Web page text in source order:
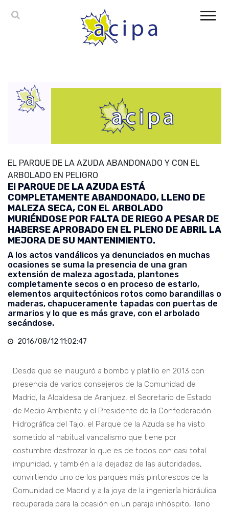
EL PARQUE DE LA AZUDA ABANDONADO Y CON EL
ARBOLADO EN PELIGRO
El PARQUE DE LA AZUDA ESTÁ
COMPLETAMENTE ABANDONADO, LLENO DE
MALEZA SECA, CON EL ARBOLADO
MURIÉNDOSE POR FALTA DE RIEGO A PESAR DE
HABERSE APROBADO EN EL PLENO DE ABRIL LA
MEJORA DE SU MANTENIMIENTO.
A los actos vandálicos ya denunciados en muchas
ocasiones se suma la presencia de una gran
extensión de maleza agostada, plantones
completamente secos o en proceso de estarlo,
elementos arquitectónicos rotos como barandillas o
maderas, chapuceramente tapadas con puertas de
armarios y lo que es más grave, con el arbolado
secándose.
2016/08/12 11:02:47
Desde que se inauguró a bombo y platillo en 2013 con
presencia de varios consejeros de la Comunidad de
Madrid, la Alcaldesa de Aranjuez, el Secretario de Estado
de Medio Ambiente y el Presidente de la Confederación
Hidrográfica del Tajo, el Parque de la Azuda se ha visto
sometido al habitual vandalismo que tiene por
costumbre destrozar lo que es de todos con casi total
impunidad, y también a la dejadez de las autoridades,
convirtiendo uno de los parques más pintorescos de la
Comunidad de Madrid y a la joya de la ingeniería hidráulica
recuperada para la ocasión en un paraje inhóspito, lleno